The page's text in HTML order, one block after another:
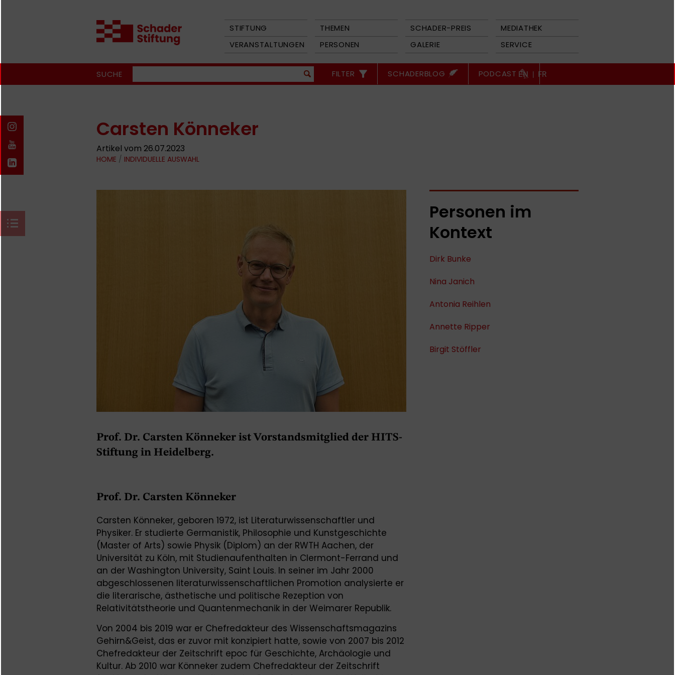
STIFTUNG THEMEN SCHADER-PREIS
MEDIATHEK
VERANSTALTUNGEN
PERSONEN GALERIE SERVICE
SUCHE FILTER SCHADERBLOG PODCAST EN | FR
Carsten Könneker
Artikel vom 26.07.2023
HOME / INDIVIDUELLE AUSWAHL
Prof. Dr. Carsten Könneker ist Vorstandsmitglied der HITS-
Stiftung in Heidelberg.
Prof. Dr. Carsten Könneker
Carsten Könneker, geboren 1972, ist Literaturwissenschaftler und
Physiker. Er studierte Germanistik, Philosophie und Kunstgeschichte
(Master of Arts) sowie Physik (Diplom) an der RWTH Aachen, der
Universität zu Köln, mit Studienaufenthalten in Clermont-Ferrand und
an der Washington University, Saint Louis. In seiner im Jahr 2000
abgeschlossenen literaturwissenschaftlichen Promotion analysierte er
die literarische, ästhetische und politische Rezeption von
Relativitätstheorie und Quantenmechanik in der Weimarer Republik.
Von 2004 bis 2019 war er Chefredakteur des Wissenschaftsmagazins
Gehirn&Geist, das er zuvor mit konzipiert hatte, sowie von 2007 bis 2012
Chefredakteur der Zeitschrift epoc für Geschichte, Archäologie und
Kultur. Ab 2010 war Könneker zudem Chefredakteur der Zeitschrift
Personen im
Kontext
Dirk Bunke
Nina Janich
Antonia Reihlen
Annette Ripper
Birgit Stöffler